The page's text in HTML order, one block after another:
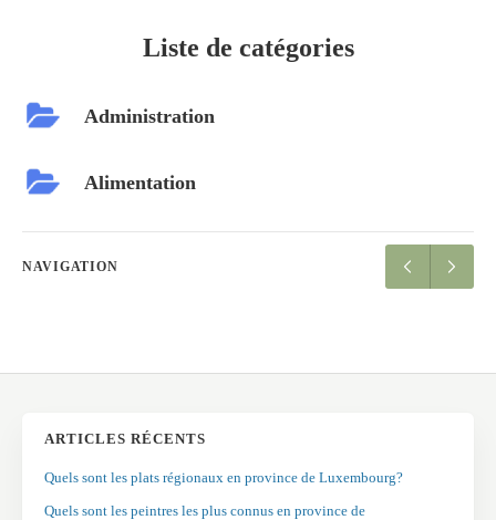
Liste de catégories
Administration
Alimentation
NAVIGATION
ARTICLES RÉCENTS
Quels sont les plats régionaux en province de Luxembourg?
Quels sont les peintres les plus connus en province de